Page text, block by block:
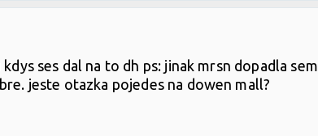
ses dal na to dh ps: jinak mrsn dopadla
jeste otazka pojedes na dowen mall?